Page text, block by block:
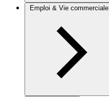
Emploi & Vie commerciale